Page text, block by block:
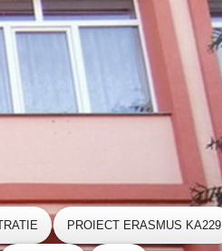
PROIECT ERASMUS KA229